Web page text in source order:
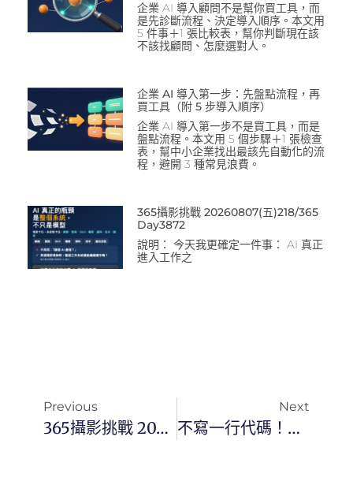
企業 AI 導入顧問不是幫你買工具，而
是先診斷流程、決定導入順序。本文用
5 件事＋1 張比較表，幫你判斷現在該
不該找顧問、怎麼選對人。
企業 AI 導入第一步：先盤點流程，再
買工具（附 5 步導入順序）
企業 AI 導入第一步不是買工具，而是
盤點流程。本文用 5 個步驟＋1 張檢查
表，幫中小企業找出最該先自動化的流
程，避開 3 種常見浪費。
365攝影挑戰 20260807(五)218/365
Day3872
說明： 今天我更確定一件事： AI 真正
進入工作之
Previous
365攝影挑戰 20260302(一)061/365 Day3714
Next
不寫一行代碼！手把手教你製作付費級 Claude Plugin 插件